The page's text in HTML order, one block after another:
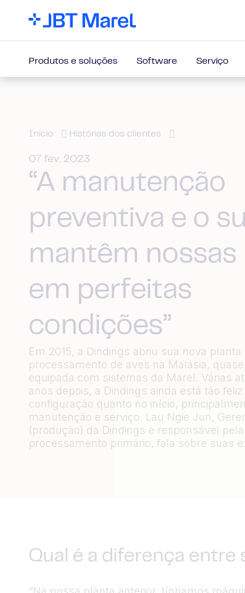
Produtos e soluções Software Serviço
Início Histórias dos clientes
07 fev. 2023
“A manutenção
preventiva e o
mantêm nossas
em perfeitas
condições”
Em 2015, a Dindings abriu sua nova planta
processamento de aves na Malásia,
equipada com sistemas da Marel. Várias
anos depois, a Dindings ainda está tão
configuração quanto no início,
manutenção e serviço. Lau Ngie Jun,
(produção) da Dindings e responsável
processamento primário, fala sobre suas
Qual é a diferença entre